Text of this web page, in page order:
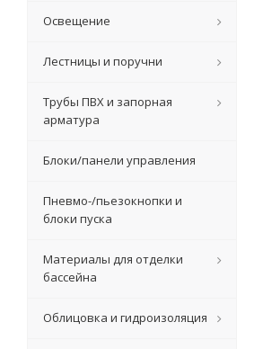
Освещение
Лестницы и поручни
Трубы ПВХ и запорная
арматура
Блоки/панели управления
Пневмо-/пьезокнопки и
блоки пуска
Материалы для отделки
бассейна
Облицовка и гидроизоляция